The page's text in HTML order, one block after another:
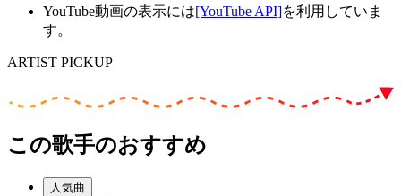
YouTube動画の表示には[YouTube API]を利用していま
す。
ARTIST PICKUP
この歌手のおすすめ
人気曲